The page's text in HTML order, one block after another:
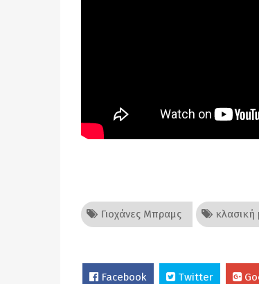
Γιοχάνες Μπραμς κλασική
Facebook Twitter